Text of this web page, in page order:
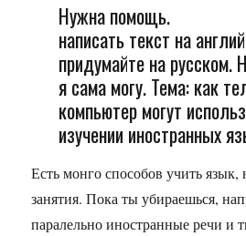
Нужна помощь.
написать текст на
придумайте на русском.
я сама могу. Тема: как
компьютер могут
изучении иностранных
Есть монго способов учить язык,
занятия. Пока ты убираешься,
паралельно иностранные речи и